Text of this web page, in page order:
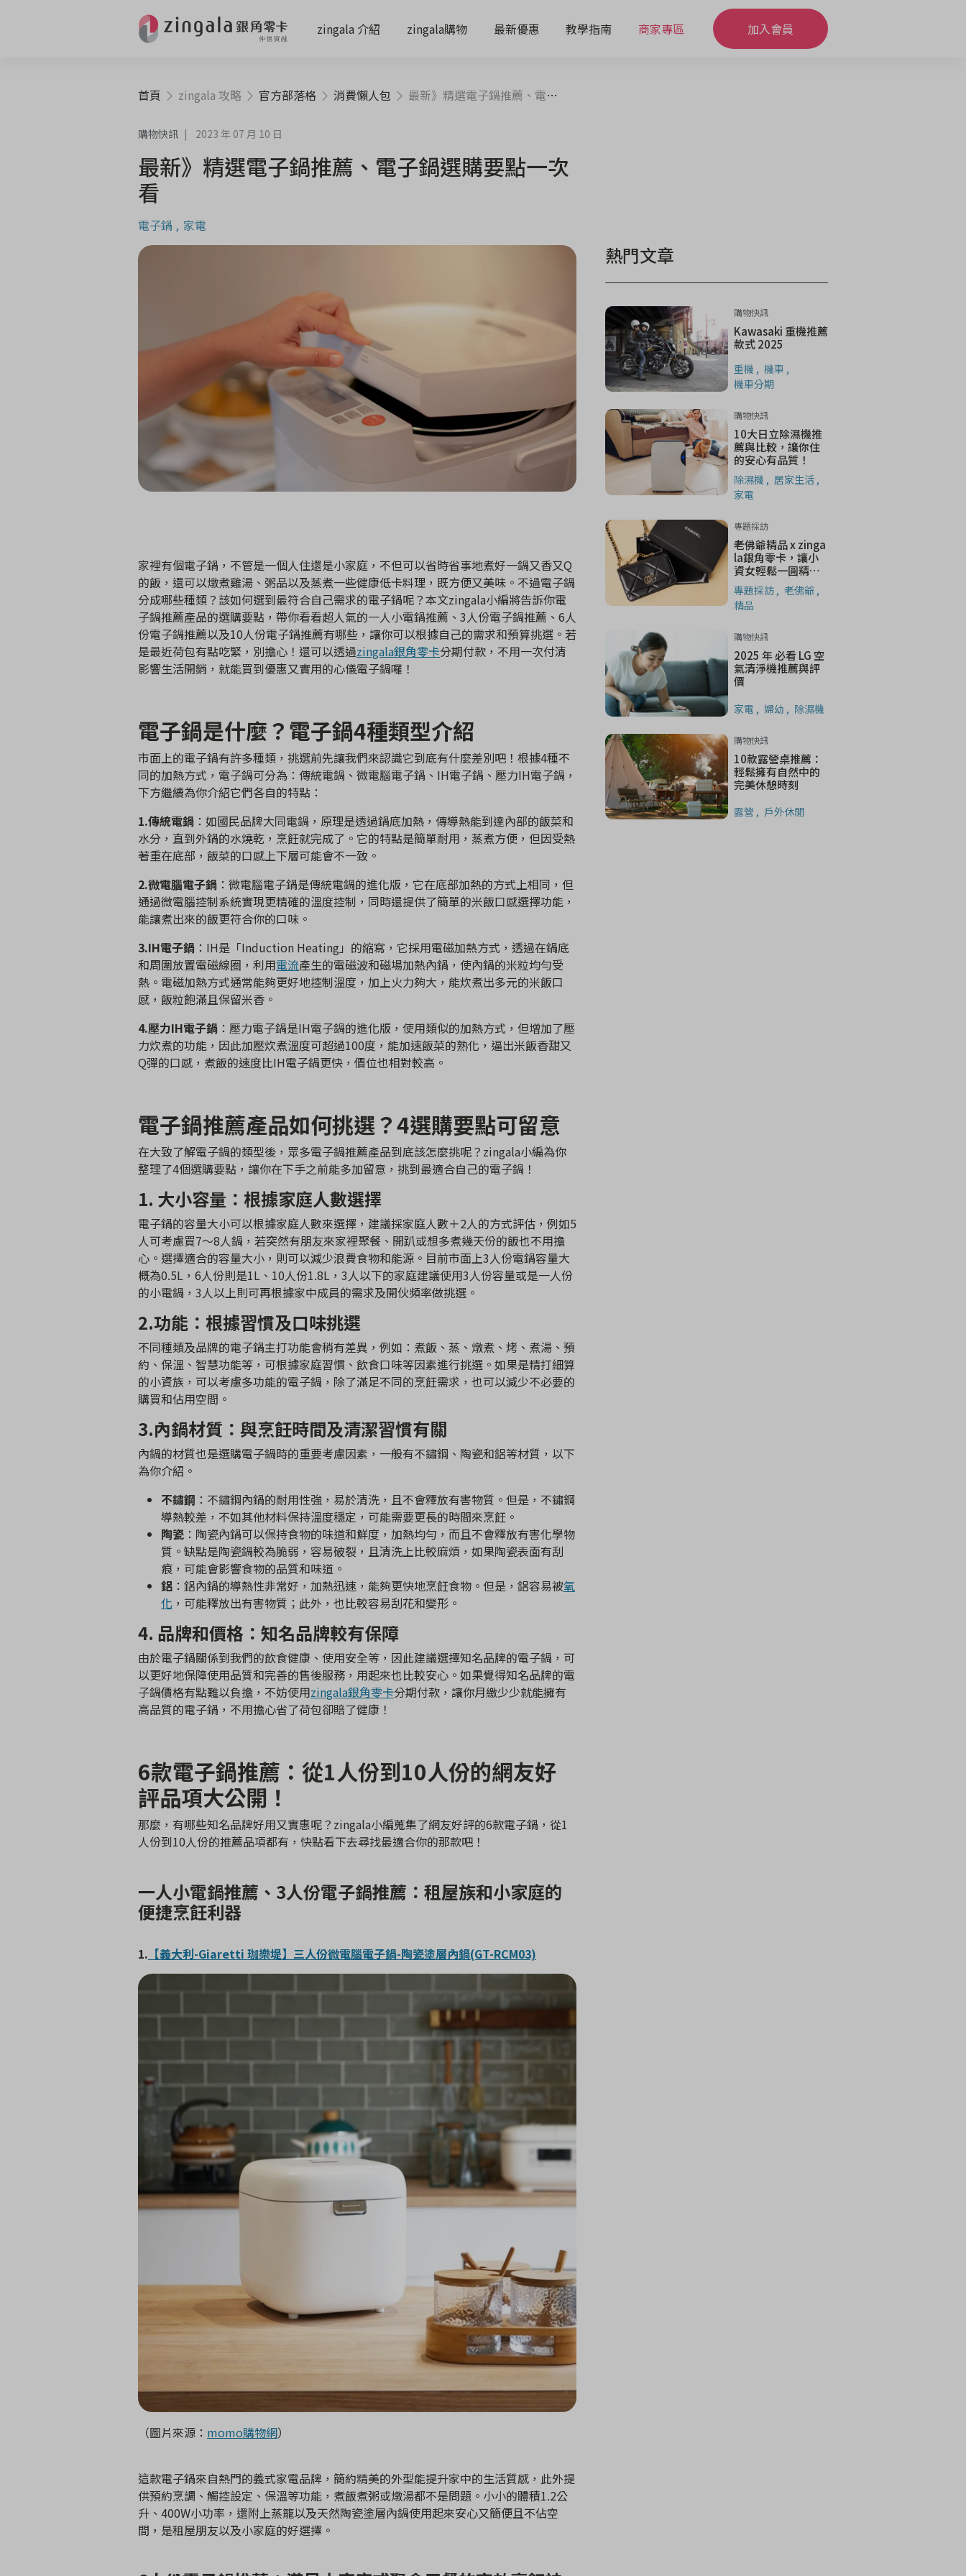
zingala 介紹 zingala購物 最新優惠 教學指南 商家專區 加入會員
首頁 zingala 攻略 官方部落格 消費懶人包 最新》精選電子鍋推薦、電子鍋選購要點一次看
購物快訊 2023 年 07 月 10 日
最新》精選電子鍋推薦、電子鍋選購要點一次
看
電子鍋 家電
家裡有個電子鍋，不管是一個人住還是小家庭，不但可以省時省事地煮好一鍋又香又Q
的飯，還可以燉煮雞湯、粥品以及蒸煮一些健康低卡料理，既方便又美味。不過電子鍋
分成哪些種類？該如何選到最符合自己需求的電子鍋呢？本文zingala小編將告訴你電
子鍋推薦產品的選購要點，帶你看看超人氣的一人小電鍋推薦、3人份電子鍋推薦、6人
份電子鍋推薦以及10人份電子鍋推薦有哪些，讓你可以根據自己的需求和預算挑選。若
是最近荷包有點吃緊，別擔心！還可以透過zingala銀角零卡分期付款，不用一次付清
影響生活開銷，就能買到優惠又實用的心儀電子鍋囉！
電子鍋是什麼？電子鍋4種類型介紹
市面上的電子鍋有許多種類，挑選前先讓我們來認識它到底有什麼差別吧！根據4種不
同的加熱方式，電子鍋可分為：傳統電鍋、微電腦電子鍋、IH電子鍋、壓力IH電子鍋，
下方繼續為你介紹它們各自的特點：
1.傳統電鍋 ：如國民品牌大同電鍋，原理是透過鍋底加熱，傳導熱能到達內部的飯菜和
水分，直到外鍋的水燒乾，烹飪就完成了。它的特點是簡單耐用，蒸煮方便，但因受熱
著重在底部，飯菜的口感上下層可能會不一致。
2.微電腦電子鍋 ：微電腦電子鍋是傳統電鍋的進化版，它在底部加熱的方式上相同，但
通過微電腦控制系統實現更精確的溫度控制，同時還提供了簡單的米飯口感選擇功能，
能讓煮出來的飯更符合你的口味。
3.IH電子鍋 ：IH是「Induction Heating」的縮寫，它採用電磁加熱方式，透過在鍋底
和周圍放置電磁線圈，利用電流產生的電磁波和磁場加熱內鍋，使內鍋的米粒均勻受
熱。電磁加熱方式通常能夠更好地控制溫度，加上火力夠大，能炊煮出多元的米飯口
感，飯粒飽滿且保留米香。
4.壓力IH電子鍋 ：壓力電子鍋是IH電子鍋的進化版，使用類似的加熱方式，但增加了壓
力炊煮的功能，因此加壓炊煮溫度可超過100度，能加速飯菜的熟化，逼出米飯香甜又
Q彈的口感，煮飯的速度比IH電子鍋更快，價位也相對較高。
電子鍋推薦產品如何挑選？4選購要點可留意
在大致了解電子鍋的類型後，眾多電子鍋推薦產品到底該怎麼挑呢？zingala小編為你
整理了4個選購要點，讓你在下手之前能多加留意，挑到最適合自己的電子鍋！
1. 大小容量：根據家庭人數選擇
電子鍋的容量大小可以根據家庭人數來選擇，建議採家庭人數＋2人的方式評估，例如5
人可考慮買7～8人鍋，若突然有朋友來家裡聚餐、開趴或想多煮幾天份的飯也不用擔
心。選擇適合的容量大小，則可以減少浪費食物和能源。目前市面上3人份電鍋容量大
概為0.5L，6人份則是1L、10人份1.8L，3人以下的家庭建議使用3人份容量或是一人份
的小電鍋，3人以上則可再根據家中成員的需求及開伙頻率做挑選。
2.功能：根據習慣及口味挑選
不同種類及品牌的電子鍋主打功能會稍有差異，例如：煮飯、蒸、燉煮、烤、煮湯、預
約、保溫、智慧功能等，可根據家庭習慣、飲食口味等因素進行挑選。如果是精打細算
的小資族，可以考慮多功能的電子鍋，除了滿足不同的烹飪需求，也可以減少不必要的
購買和佔用空間。
3.內鍋材質：與烹飪時間及清潔習慣有關
內鍋的材質也是選購電子鍋時的重要考慮因素，一般有不鏽鋼、陶瓷和鋁等材質，以下
為你介紹。
不鏽鋼 ：不鏽鋼內鍋的耐用性強，易於清洗，且不會釋放有害物質。但是，不鏽鋼
導熱較差，不如其他材料保持溫度穩定，可能需要更長的時間來烹飪。
陶瓷 ：陶瓷內鍋可以保持食物的味道和鮮度，加熱均勻，而且不會釋放有害化學物
質。缺點是陶瓷鍋較為脆弱，容易破裂，且清洗上比較麻煩，如果陶瓷表面有刮
痕，可能會影響食物的品質和味道。
鋁 ：鋁內鍋的導熱性非常好，加熱迅速，能夠更快地烹飪食物。但是，鋁容易被氧
化 ，可能釋放出有害物質；此外，也比較容易刮花和變形。
4. 品牌和價格：知名品牌較有保障
由於電子鍋關係到我們的飲食健康、使用安全等，因此建議選擇知名品牌的電子鍋，可
以更好地保障使用品質和完善的售後服務，用起來也比較安心。如果覺得知名品牌的電
子鍋價格有點難以負擔，不妨使用zingala銀角零卡分期付款，讓你月繳少少就能擁有
高品質的電子鍋，不用擔心省了荷包卻賠了健康！
6款電子鍋推薦：從1人份到10人份的網友好
評品項大公開！
那麼，有哪些知名品牌好用又實惠呢？zingala小編蒐集了網友好評的6款電子鍋，從1
人份到10人份的推薦品項都有，快點看下去尋找最適合你的那款吧！
一人小電鍋推薦、3人份電子鍋推薦 ： 租屋族和小家庭的
便捷烹飪利器
1. 【義大利-Giaretti 珈樂堤】三人份微電腦電子鍋-陶瓷塗層內鍋(GT-RCM03)
（圖片來源： momo購物網）
這款電子鍋來自熱門的義式家電品牌，簡約精美的外型能提升家中的生活質感，此外提
供預約烹調、觸控設定、保溫等功能，煮飯煮粥或燉湯都不是問題。小小的體積1.2公
升、400W小功率，還附上蒸籠以及天然陶瓷塗層內鍋使用起來安心又簡便且不佔空
間，是租屋朋友以及小家庭的好選擇。
熱門文章
購物快訊
Kawasaki 重機推薦
款式 2025
重機
機車
機車分期
購物快訊
10大日立除濕機推
薦與比較，讓你住
的安心有品質！
除濕機
居家生活
家電
專題採訪
老佛爺精品 x zinga
la銀角零卡，讓小
資女輕鬆一圓精品
夢！
專題採訪
老佛爺
精品
購物快訊
2025 年 必看 LG 空
氣清淨機推薦與評
價
家電 婦幼 除濕機
購物快訊
10款露營桌推薦：
輕鬆擁有自然中的
完美休憩時刻
露營 戶外休閒